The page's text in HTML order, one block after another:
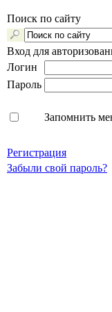
Поиск по сайту
Вход для
Логин
Пароль
Запомнить
Регистрация
Забыли свой пароль?